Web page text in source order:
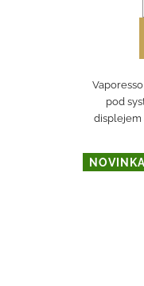
pod
displejem
NOVINKA